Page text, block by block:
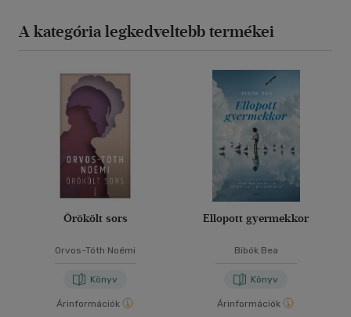
A kategória legkedveltebb termékei
Örökölt sors
Orvos-Tóth Noémi
Könyv
Árinformációk
Ellopott gyermekkor
Bibók Bea
Könyv
Árinformációk